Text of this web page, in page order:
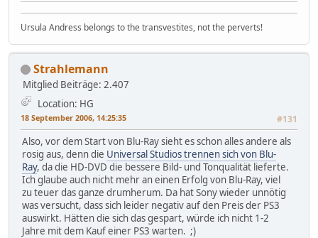
Ursula Andress belongs to the transvestites, not the perverts!
Strahlemann
Mitglied Beiträge: 2.407
Location: HG
18 September 2006, 14:25:35 #131
Also, vor dem Start von Blu-Ray sieht es schon alles andere als
rosig aus, denn die Universal Studios trennen sich von Blu-
Ray, da die HD-DVD die bessere Bild- und Tonqualität lieferte.
Ich glaube auch nicht mehr an einen Erfolg von Blu-Ray, viel
zu teuer das ganze drumherum. Da hat Sony wieder unnötig
was versucht, dass sich leider negativ auf den Preis der PS3
auswirkt. Hätten die sich das gespart, würde ich nicht 1-2
Jahre mit dem Kauf einer PS3 warten. ;)